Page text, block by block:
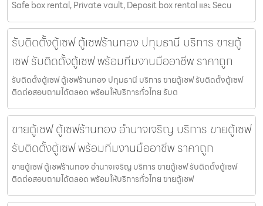
Safe box rental, Private vault, Deposit box rental และ Secu
รับติดตั้งตู้เซฟ ตู้เซฟร้านทอง ปทุมธานี บริการ ขายตู้
เซฟ รับติดตั้งตู้เซฟ พร้อมทีมงานมืออาชีพ ราคาถูก
รับติดตั้งตู้เซฟ ตู้เซฟร้านทอง ปทุมธานี บริการ ขายตู้เซฟ รับติดตั้งตู้เซฟ
ติดต่อสอบถามได้ตลอด พร้อมให้บริการทั่วไทย รับต
ขายตู้เซฟ ตู้เซฟร้านทอง อำนาจเจริญ บริการ ขายตู้เซฟ
รับติดตั้งตู้เซฟ พร้อมทีมงานมืออาชีพ ราคาถูก
ขายตู้เซฟ ตู้เซฟร้านทอง อำนาจเจริญ บริการ ขายตู้เซฟ รับติดตั้งตู้เซฟ
ติดต่อสอบถามได้ตลอด พร้อมให้บริการทั่วไทย ขายตู้เซฟ